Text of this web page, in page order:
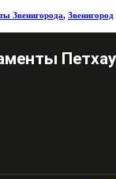
Звенигорода,Звенигород